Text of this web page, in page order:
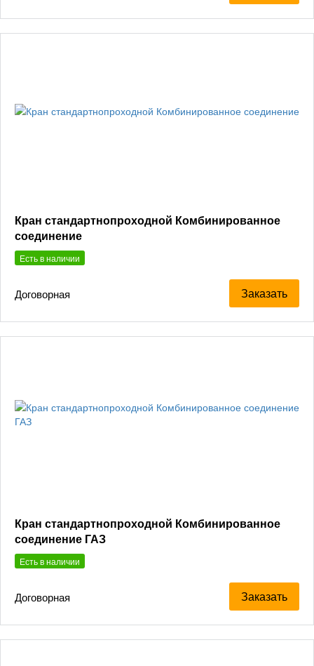
Кран стандартнопроходной Комбинированное
соединение
Есть в наличии
Договорная Заказать
Кран стандартнопроходной Комбинированное
соединение ГАЗ
Есть в наличии
Договорная Заказать